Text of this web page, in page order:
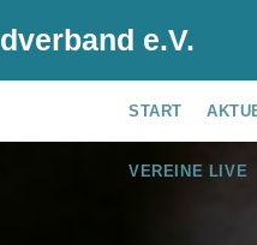
e.V.
START
VEREINE LIVE